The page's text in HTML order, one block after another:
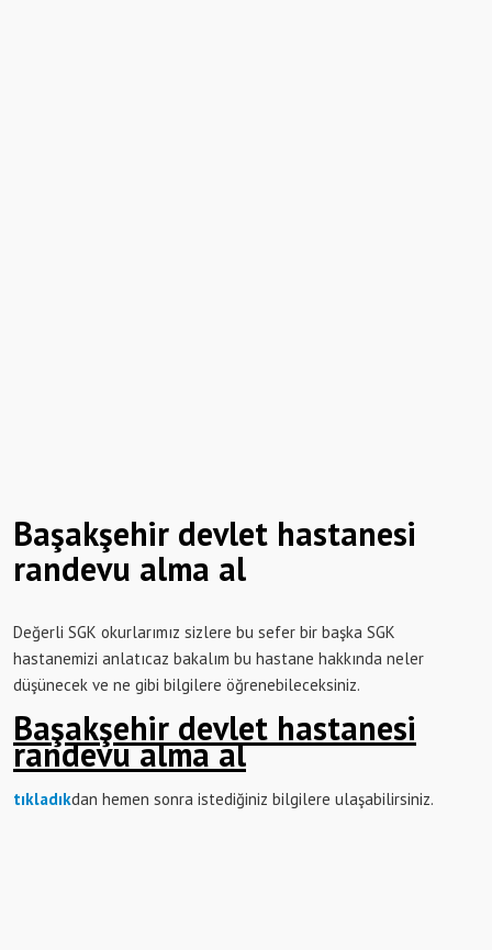
Başakşehir devlet hastanesi
randevu alma al
Değerli SGK okurlarımız sizlere bu sefer bir başka SGK
hastanemizi anlatıcaz bakalım bu hastane hakkında neler
düşünecek ve ne gibi bilgilere öğrenebileceksiniz.
Başakşehir devlet hastanesi
randevu alma al
tıkladıkdan hemen sonra istediğiniz bilgilere ulaşabilirsiniz.